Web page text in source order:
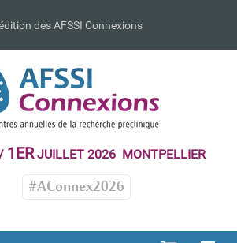
des AFSSI Connexions
1ERJUILLET 2026 MONTPELLIER
#AConnex2026